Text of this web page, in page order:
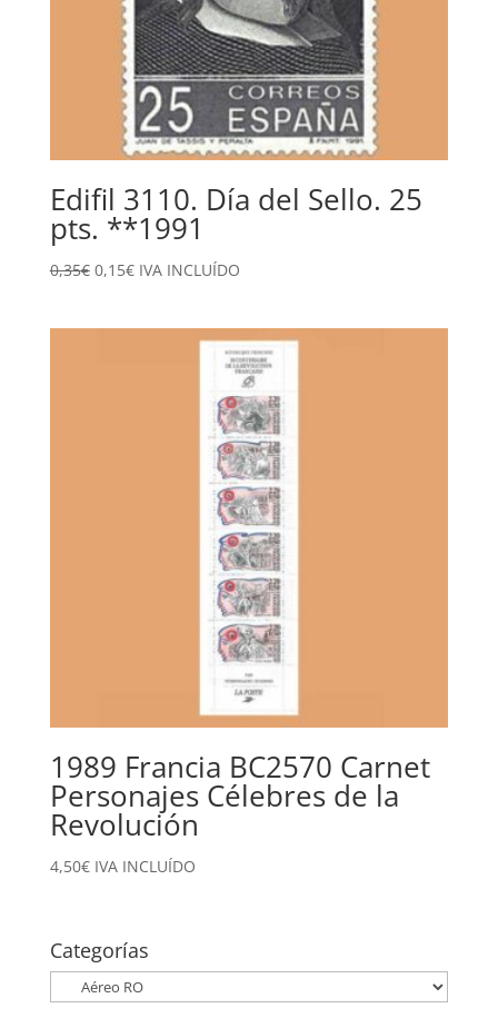
Edifil 3110. Día del Sello. 25
pts. **1991
0,35€ El
0,15€ElIVA INCLUÍDO
1989 Francia BC2570 Carnet
Personajes Célebres de la
Revolución
4,50€ IVA INCLUÍDO
Categorías